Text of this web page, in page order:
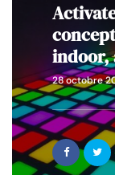
indoor,
28 octobre